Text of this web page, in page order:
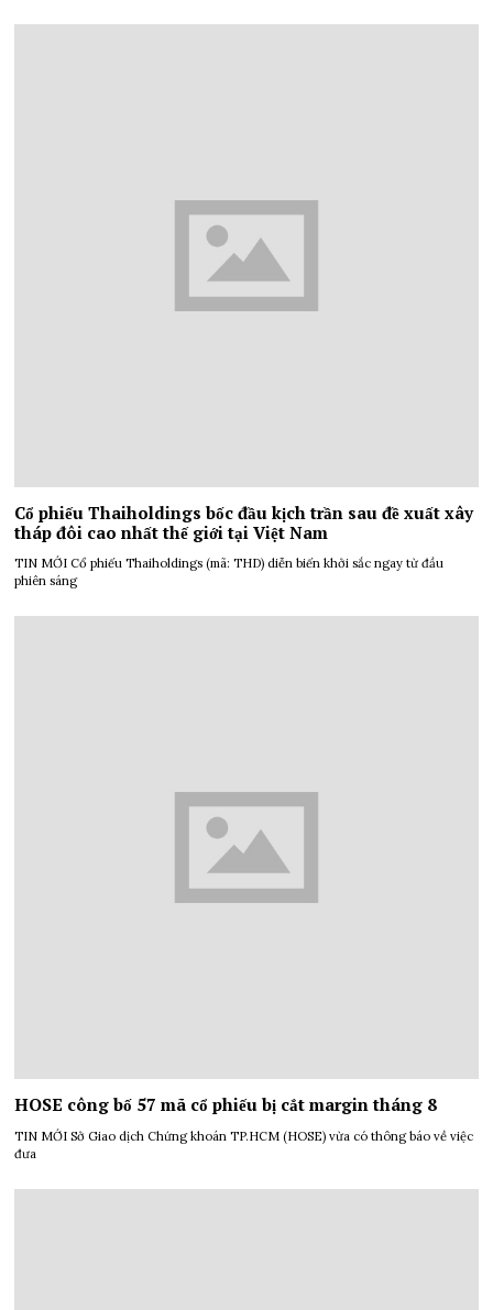
Cổ phiếu Thaiholdings bốc đầu kịch trần sau đề xuất xây
tháp đôi cao nhất thế giới tại Việt Nam
TIN MỚI Cổ phiếu Thaiholdings (mã: THD) diễn biến khởi sắc ngay từ đầu
phiên sáng
HOSE công bố 57 mã cổ phiếu bị cắt margin tháng 8
TIN MỚI Sở Giao dịch Chứng khoán TP.HCM (HOSE) vừa có thông báo về việc
đưa